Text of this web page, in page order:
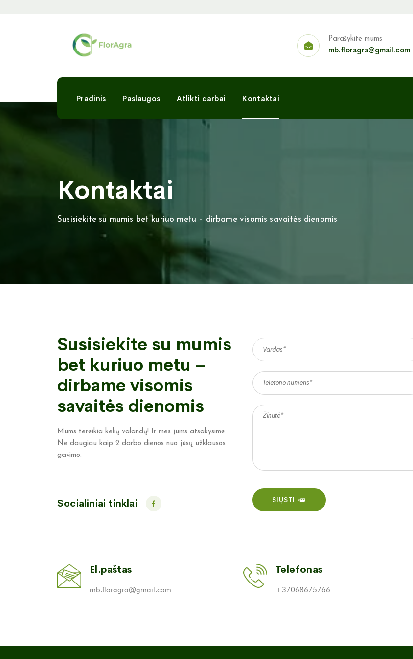
Parašykite mums
mb.floragra@gmail.com
Pradinis Paslaugos Atlikti darbai Kontaktai
Kontaktai
Susisiekite su mumis bet kuriuo metu – dirbame visomis savaitės dienomis
Susisiekite su mumis
bet kuriuo metu –
dirbame visomis
savaitės dienomis
Mums tereikia kelių valandų! Ir mes jums atsakysime.
Ne daugiau kaip 2 darbo dienos nuo jūsų užklausos
gavimo.
Socialiniai tinklai SIŲSTI
El.paštas
mb.floragra@gmail.com
Telefonas
+37068675766